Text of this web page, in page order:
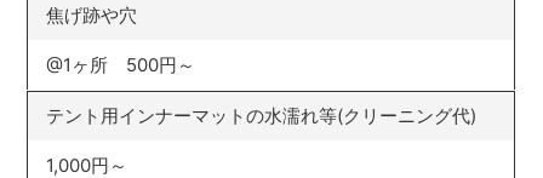
焦げ跡や穴
@1ヶ所 500円～
テント用インナーマットの水濡れ等(クリーニング代)
1,000円～